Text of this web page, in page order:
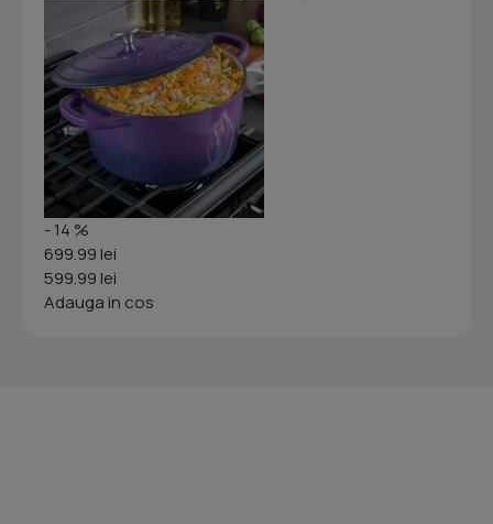
- 14 %
699.99 lei
599.99 lei
Adauga in cos